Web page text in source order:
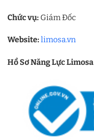
Chức vụ: Giám Đốc
Website: limosa.vn
Hồ Sơ Năng Lực Limosa